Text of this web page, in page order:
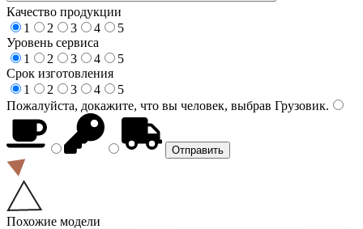
Качество продукции
1
2 3 4
5
Уровень сервиса
1
2 3 4
5
Срок изготовления
1
2 3 4
5
Пожалуйста, докажите, что вы человек, выбрав Грузовик.
Похожие модели